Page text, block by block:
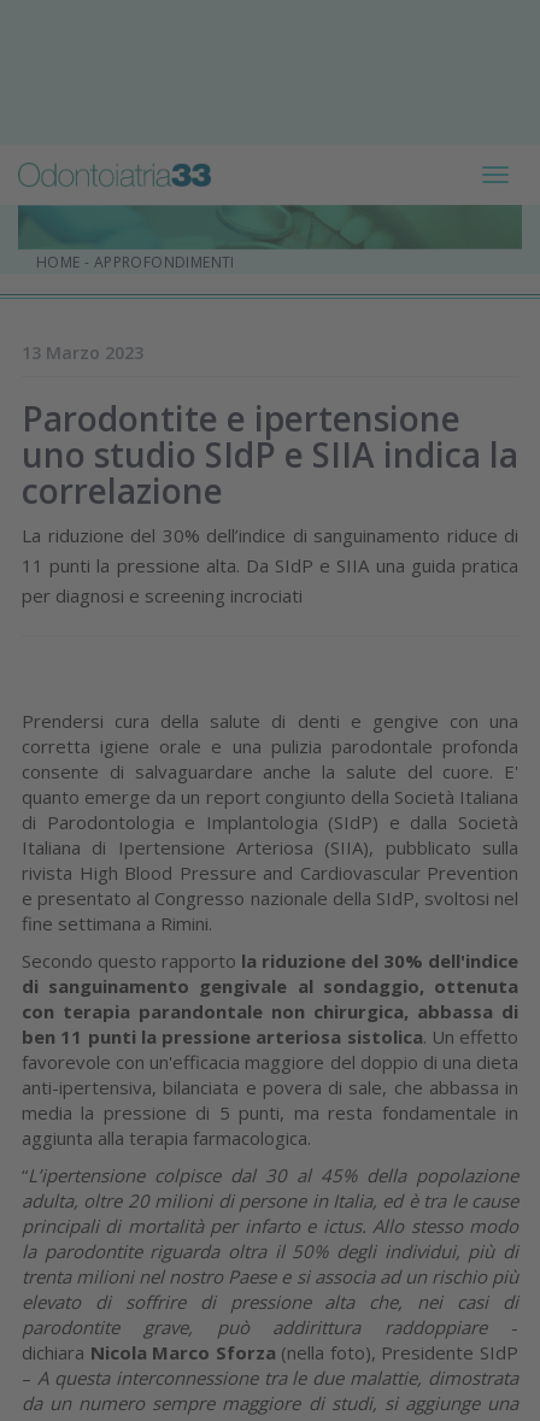
HOME - APPROFONDIMENTI
13 Marzo 2023
Parodontite e ipertensione
uno studio SIdP e SIIA indica la
correlazione
La riduzione del 30% dell’indice di sanguinamento riduce di
11 punti la pressione alta. Da SIdP e SIIA una guida pratica
per diagnosi e screening incrociati
Prendersi cura della salute di denti e gengive con una
corretta igiene orale e una pulizia parodontale profonda
consente di salvaguardare anche la salute del cuore. E'
quanto emerge da un report congiunto della Società Italiana
di Parodontologia e Implantologia (SIdP) e dalla Società
Italiana di Ipertensione Arteriosa (SIIA), pubblicato sulla
rivista High Blood Pressure and Cardiovascular Prevention
e presentato al Congresso nazionale della SIdP, svoltosi nel
fine settimana a Rimini.
Secondo questo rapporto la riduzione del 30% dell'indice
di sanguinamento gengivale al sondaggio, ottenuta
con terapia parandontale non chirurgica, abbassa di
ben 11 punti la pressione arteriosa sistolica. Un effetto
favorevole con un'efficacia maggiore del doppio di una dieta
anti-ipertensiva, bilanciata e povera di sale, che abbassa in
media la pressione di 5 punti, ma resta fondamentale in
aggiunta alla terapia farmacologica.
“L’ipertensione colpisce dal 30 al 45% della popolazione
adulta, oltre 20 milioni di persone in Italia, ed è tra le cause
principali di mortalità per infarto e ictus. Allo stesso modo
la parodontite riguarda oltra il 50% degli individui, più di
trenta milioni nel nostro Paese e si associa ad un rischio più
elevato di soffrire di pressione alta che, nei casi di
parodontite grave, può addirittura raddoppiare-
dichiara Nicola Marco Sforza (nella foto), Presidente SIdP
– A questa interconnessione tra le due malattie, dimostrata
da un numero sempre maggiore di studi, si aggiunge una